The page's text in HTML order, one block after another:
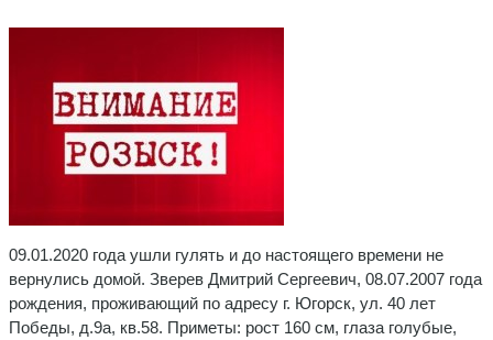
09.01.2020 года ушли гулять и до настоящего времени не
вернулись домой. Зверев Дмитрий Сергеевич, 08.07.2007 года
рождения, проживающий по адресу г. Югорск, ул. 40 лет
Победы, д.9а, кв.58. Приметы: рост 160 см, глаза голубые,